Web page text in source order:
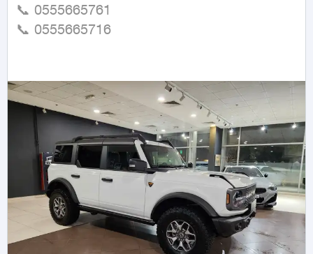
📞 0555665761
📞 0555665716